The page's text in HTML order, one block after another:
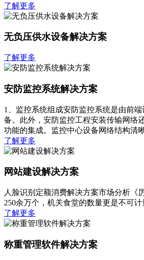
了解更多
无负压供水设备解决方案
了解更多
安防监控系统解决方案
1、监控系统组成安防监控系统是由前
备。此外，安防监控工程安装传输网络
功能的集成。监控中心设备网络结构清
了解更多
网站建设解决方案
人脸识别定额消费解决方案市场分析《
250余万个，机关食堂的数量更是不可
了解更多
称重管理软件解决方案